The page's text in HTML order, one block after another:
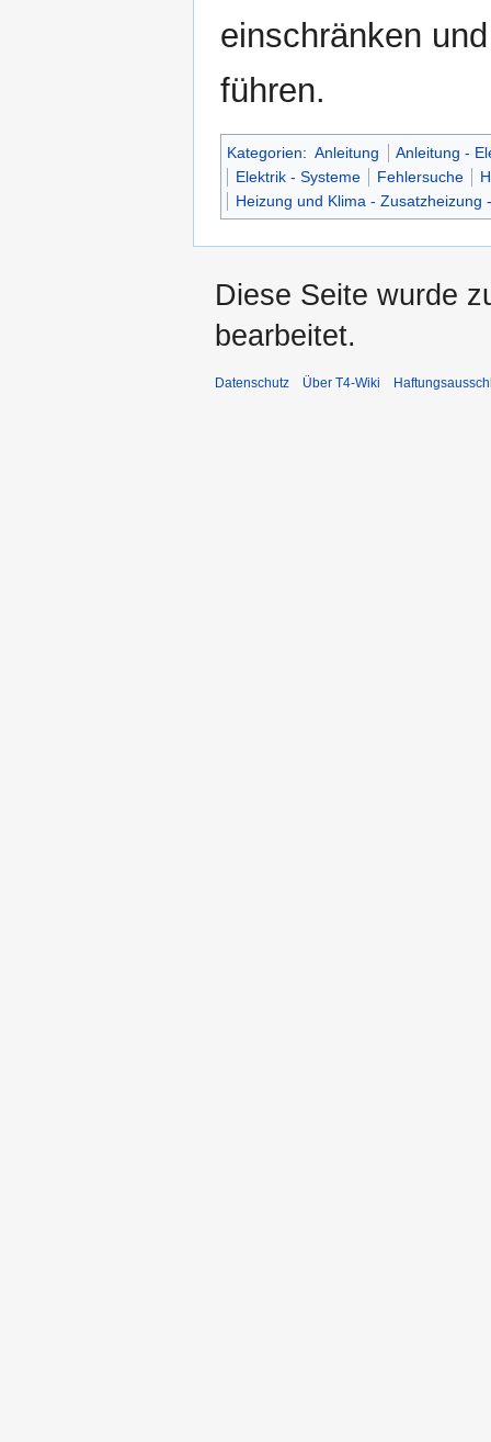
einschränken
führen.
Kategorien: Anleitung
Anleitung -
Elektrik - Systeme
Fehlersuche
Heizung und Klima - Zusatzheizung
Diese Seite wurde
bearbeitet.
Datenschutz Über T4-Wiki